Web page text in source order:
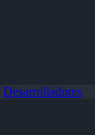
Desarrolladores